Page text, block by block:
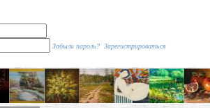
Забыли пароль? Зарегистрироваться